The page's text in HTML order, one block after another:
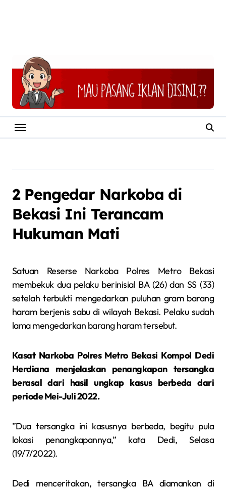
2 Pengedar Narkoba di
Bekasi Ini Terancam
Hukuman Mati
Satuan Reserse Narkoba Polres Metro Bekasi
membekuk dua pelaku berinisial BA (26) dan SS (33)
setelah terbukti mengedarkan puluhan gram barang
haram berjenis sabu di wilayah Bekasi. Pelaku sudah
lama mengedarkan barang haram tersebut.
Kasat Narkoba Polres Metro Bekasi Kompol Dedi
Herdiana menjelaskan penangkapan tersangka
berasal dari hasil ungkap kasus berbeda dari
periode Mei-Juli 2022.
”Dua tersangka ini kasusnya berbeda, begitu pula
lokasi penangkapannya,” kata Dedi, Selasa
(19/7/2022).
Dedi menceritakan, tersangka BA diamankan di